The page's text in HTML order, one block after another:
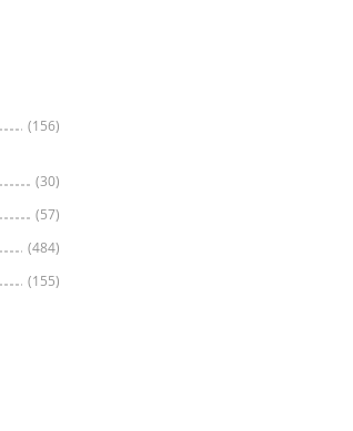
(156)
(30)
(57)
(484)
(155)